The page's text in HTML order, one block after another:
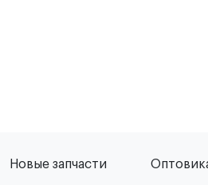
Новые запчасти